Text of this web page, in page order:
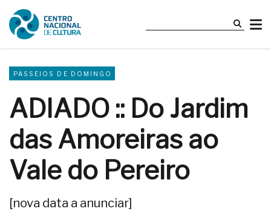
PASSEIOS DE DOMINGO
ADIADO :: Do Jardim
das Amoreiras ao
Vale do Pereiro
[nova data a anunciar]